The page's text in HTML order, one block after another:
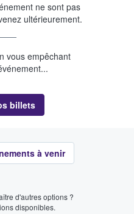
ne sont pas
ultérieurement.
vous empêchant
billets
à venir
d'autres options ?
disponibles.